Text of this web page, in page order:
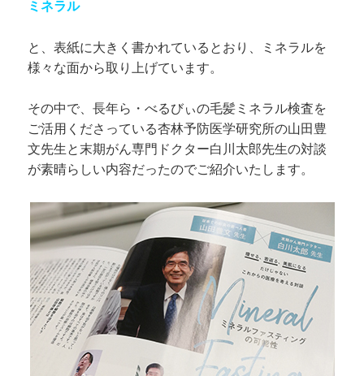
ミネラル
と、表紙に大きく書かれているとおり、ミネラルを
様々な面から取り上げています。
その中で、長年ら・べるびぃの毛髪ミネラル検査を
ご活用くださっている杏林予防医学研究所の山田豊
文先生と末期がん専門ドクター白川太郎先生の対談
が素晴らしい内容だったのでご紹介いたします。